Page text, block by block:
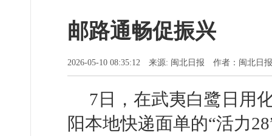
邮路通畅促振兴
2026-05-10 08:35:12 来源: 闽北日报 作者：闽北日
7日，在武夷白鹭日用
阳本地快递面单的“活力